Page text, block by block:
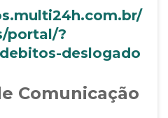
portal/?
deslogado
Comunicação